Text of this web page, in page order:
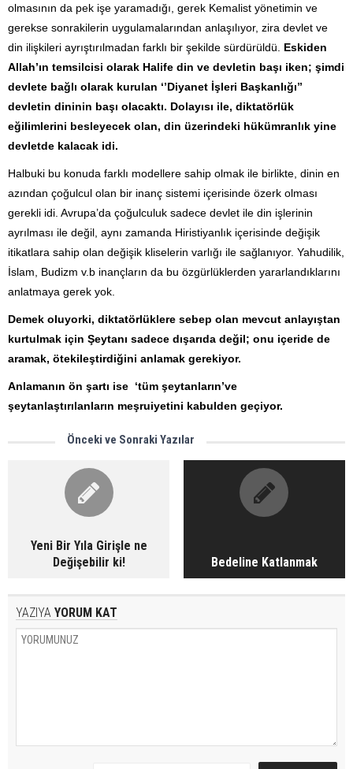
olmasının da pek işe yaramadığı, gerek Kemalist yönetimin ve
gerekse sonrakilerin uygulamalarından anlaşılıyor, zira devlet ve
din ilişkileri ayrıştırılmadan farklı bir şekilde sürdürüldü. Eskiden
Allah’ın temsilcisi olarak Halife din ve devletin başı iken; şimdi
devlete bağlı olarak kurulan ‘’Diyanet İşleri Başkanlığı’’
devletin dininin başı olacaktı. Dolayısı ile, diktatörlük
eğilimlerini besleyecek olan, din üzerindeki hükümranlık yine
devletde kalacak idi.
Halbuki bu konuda farklı modellere sahip olmak ile birlikte, dinin en
azından çoğulcul olan bir inanç sistemi içerisinde özerk olması
gerekli idi. Avrupa’da çoğulculuk sadece devlet ile din işlerinin
ayrılması ile değil, aynı zamanda Hiristiyanlık içerisinde değişik
itikatlara sahip olan değişik kliselerin varlığı ile sağlanıyor. Yahudilik,
İslam, Budizm v.b inançların da bu özgürlüklerden yararlandıklarını
anlatmaya gerek yok.
Demek oluyorki, diktatörlüklere sebep olan mevcut anlayıştan
kurtulmak için Şeytanı sadece dışarıda değil; onu içeride de
aramak, ötekileştirdiğini anlamak gerekiyor.
Anlamanın ön şartı ise ‘tüm şeytanların’ve
şeytanlaştırılanların meşruiyetini kabulden geçiyor.
Önceki ve Sonraki Yazılar
Yeni Bir Yıla Girişle ne
Değişebilir ki!
Bedeline Katlanmak
YAZIYA YORUM KAT